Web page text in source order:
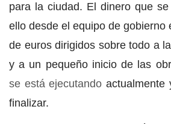
para la ciudad. El dinero que
ello desde el equipo de gobierno
de euros dirigidos sobre todo a
y a un pequeño inicio de las
se está ejecutando actualmente
finalizar.